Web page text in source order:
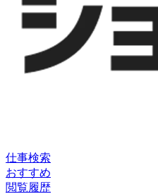
仕事検索
おすすめ
閲覧履歴